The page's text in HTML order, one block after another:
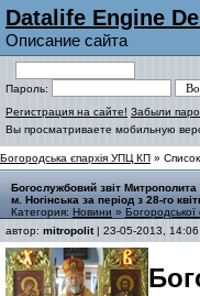
Datalife Engine
Описание сайта
Пароль:
Регистрация на сайте! Забыли
Вы просматриваете мобильную
Богородська єпархія УПЦ КП »
Богослужбовий звіт Митрополита
м. Ногінська за період з 28-го
Категория: Новини » Богородської
автор: mitropolit| 23-05-2013,